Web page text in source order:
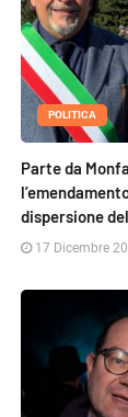
POLITICA
Parte da
dispersione
17 Dicembre